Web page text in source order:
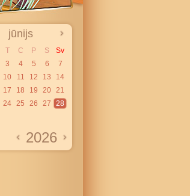
jūnijs
T C P S
Sv
3 4 5 6
7
10 11 12 13
14
17 18 19 20 21
24 25 26 27
28
2026